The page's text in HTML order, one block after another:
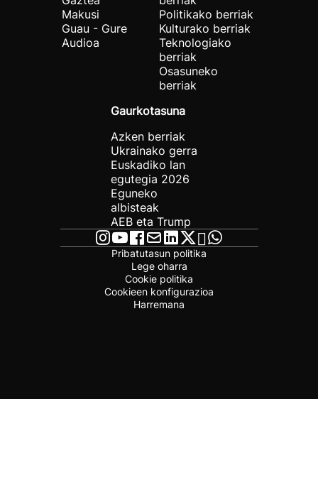
Makusi
Guau - Gure
Audioa
Politikako berriak
Kulturako berriak
Teknologiako
berriak
Osasuneko
berriak
Gaurkotasuna
Azken berriak
Ukrainako gerra
Euskadiko lan
egutegia 2026
Eguneko
albisteak
AEB eta Trump
Pribatutasun politika
Lege oharra
Cookie politika
Cookieen konfigurazioa
Harremana